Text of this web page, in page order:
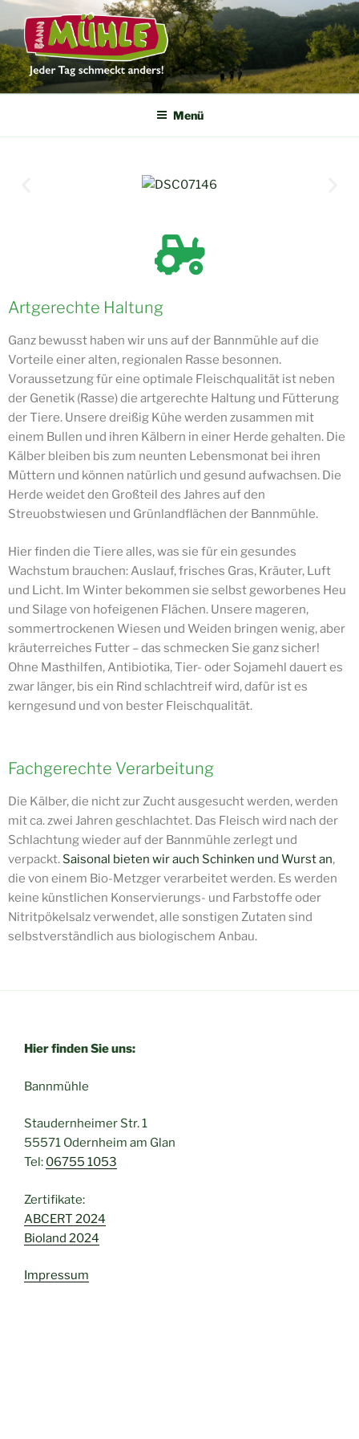
DIE BANNMÜHLE
Jeder Tag schmeckt anders
Menü
Artgerechte Haltung
Ganz bewusst haben wir uns auf der Bannmühle auf die
Vorteile einer alten, regionalen Rasse besonnen.
Voraussetzung für eine optimale Fleischqualität ist neben
der Genetik (Rasse) die artgerechte Haltung und Fütterung
der Tiere. Unsere dreißig Kühe werden zusammen mit
einem Bullen und ihren Kälbern in einer Herde gehalten. Die
Kälber bleiben bis zum neunten Lebensmonat bei ihren
Müttern und können natürlich und gesund aufwachsen. Die
Herde weidet den Großteil des Jahres auf den
Streuobstwiesen und Grünlandflächen der Bannmühle.
Hier finden die Tiere alles, was sie für ein gesundes
Wachstum brauchen: Auslauf, frisches Gras, Kräuter, Luft
und Licht. Im Winter bekommen sie selbst geworbenes Heu
und Silage von hofeigenen Flächen. Unsere mageren,
sommertrockenen Wiesen und Weiden bringen wenig, aber
kräuterreiches Futter – das schmecken Sie ganz sicher!
Ohne Masthilfen, Antibiotika, Tier- oder Sojamehl dauert es
zwar länger, bis ein Rind schlachtreif wird, dafür ist es
kerngesund und von bester Fleischqualität.
Fachgerechte Verarbeitung
Die Kälber, die nicht zur Zucht ausgesucht werden, werden
mit ca. zwei Jahren geschlachtet. Das Fleisch wird nach der
Schlachtung wieder auf der Bannmühle zerlegt und
verpackt. Saisonal bieten wir auch Schinken und Wurst an,
die von einem Bio-Metzger verarbeitet werden. Es werden
keine künstlichen Konservierungs- und Farbstoffe oder
Nitritpökelsalz verwendet, alle sonstigen Zutaten sind
selbstverständlich aus biologischem Anbau.
Hier finden Sie uns:
Bannmühle
Staudernheimer Str. 1
55571 Odernheim am Glan
Tel: 06755 1053
Zertifikate:
ABCERT 2024
Bioland 2024
Impressum